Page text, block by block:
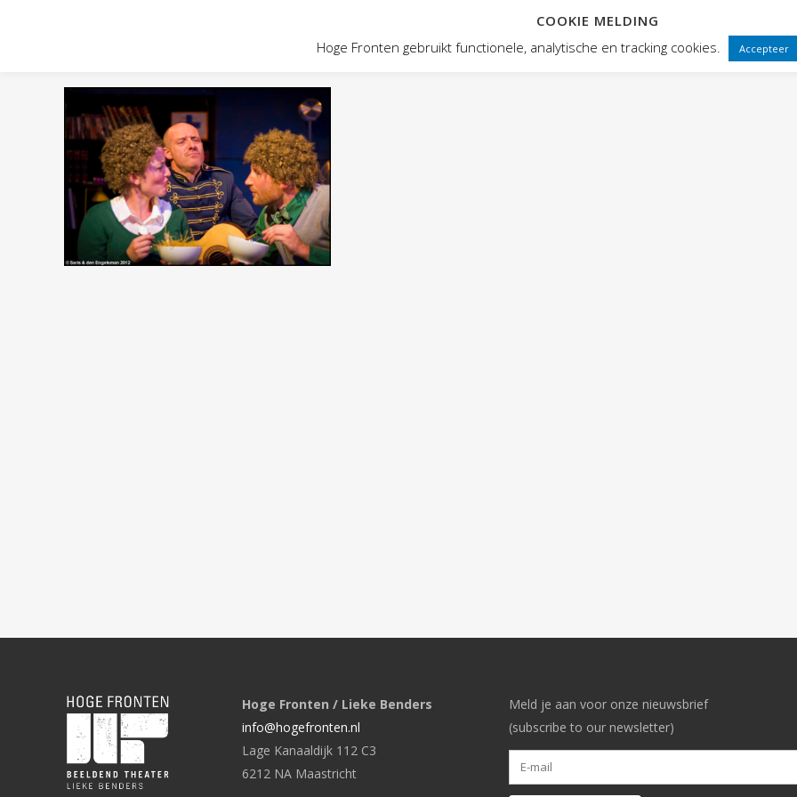
VOORSTELLINGEN PUBLIEKSWERKING
Hoge Fronten / Lieke Benders
info@hogefronten.nl
Lage Kanaaldijk 112 C3
6212 NA Maastricht
Meld je aan voor onze nieuwsbrief
(subscribe to our newsletter)
COOKIE MELDING
Hoge Fronten gebruikt functionele, analytische en tracking cookies.
Accepteer